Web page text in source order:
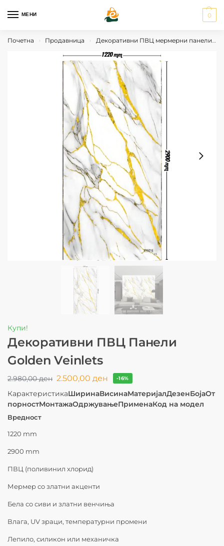
МЕНИ 0
Почетна › Продавница › Декоративни ПВЦ мермерни панели
Купи!
Декоративни ПВЦ Панели
Golden Veinlets
2.980,00ден 2.500,00 ден -16%
КарактеристикаШиринаВисинаМатеријалДезенБојаОт
порностМонтажаОдржувањеПрименаКод на модел
Вредност
1220 mm
2900 mm
ПВЦ (поливинил хлорид)
Мермер со златни акценти
Бела со сиви и златни венчиња
Влага, UV зраци, температурни промени
Лепило, силикон или механичка